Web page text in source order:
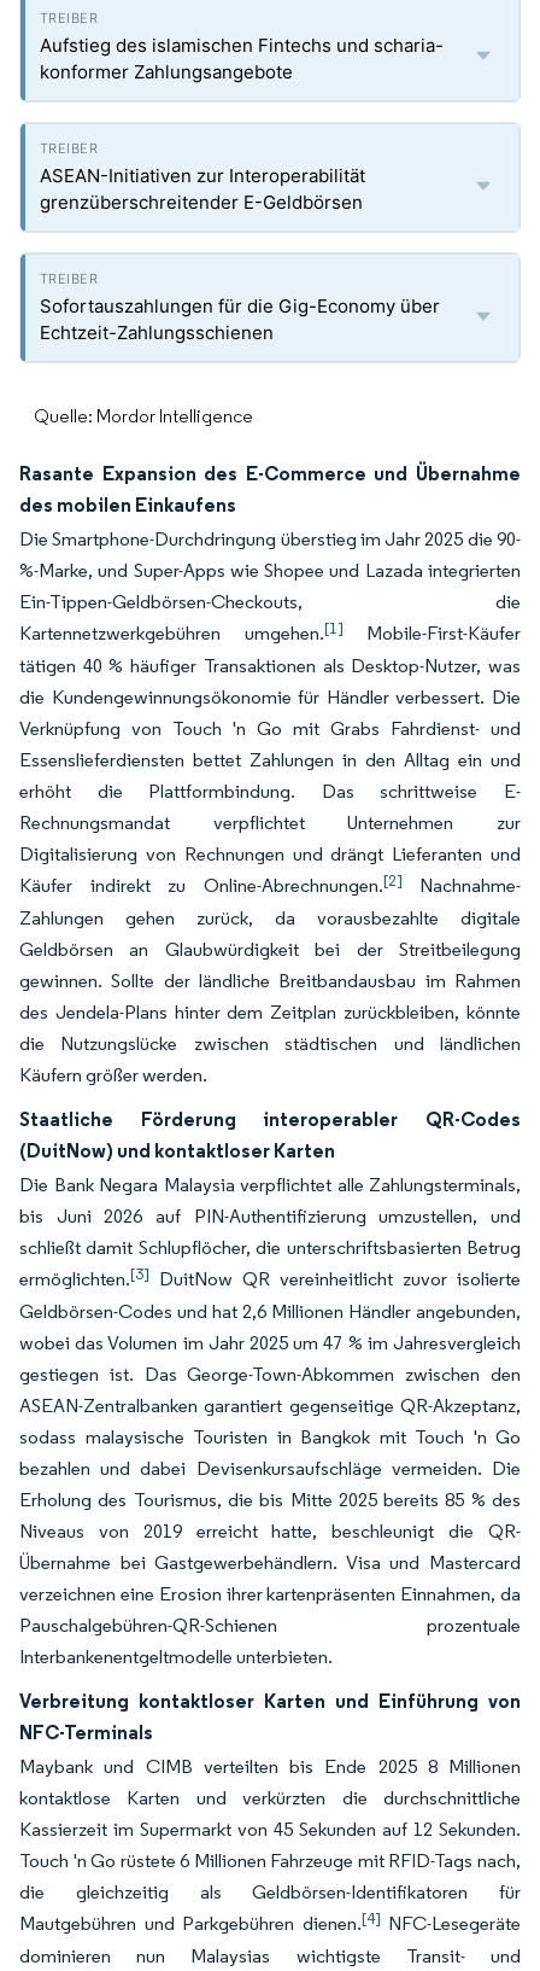
Aufstieg des islamischen Fintechs und scharia-
konformer Zahlungsangebote
ASEAN-Initiativen zur Interoperabilität
grenzüberschreitender E-Geldbörsen
Sofortauszahlungen für die Gig-Economy über
Echtzeit-Zahlungsschienen
Quelle: Mordor Intelligence
Rasante Expansion des E-Commerce und Übernahme
des mobilen Einkaufens
Die Smartphone-Durchdringung überstieg im Jahr 2025 die 90-
%-Marke, und Super-Apps wie Shopee und Lazada integrierten
Ein-Tippen-Geldbörsen-Checkouts, die
Kartennetzwerkgebühren umgehen.[1] Mobile-First-Käufer
tätigen 40 % häufiger Transaktionen als Desktop-Nutzer, was
die Kundengewinnungsökonomie für Händler verbessert. Die
Verknüpfung von Touch 'n Go mit Grabs Fahrdienst- und
Essenslieferdiensten bettet Zahlungen in den Alltag ein und
erhöht die Plattformbindung. Das schrittweise E-
Rechnungsmandat verpflichtet Unternehmen zur
Digitalisierung von Rechnungen und drängt Lieferanten und
Käufer indirekt zu Online-Abrechnungen.[2] Nachnahme-
Zahlungen gehen zurück, da vorausbezahlte digitale
Geldbörsen an Glaubwürdigkeit bei der Streitbeilegung
gewinnen. Sollte der ländliche Breitbandausbau im Rahmen
des Jendela-Plans hinter dem Zeitplan zurückbleiben, könnte
die Nutzungslücke zwischen städtischen und ländlichen
Käufern größer werden.
Staatliche Förderung interoperabler QR-Codes
(DuitNow) und kontaktloser Karten
Die Bank Negara Malaysia verpflichtet alle Zahlungsterminals,
bis Juni 2026 auf PIN-Authentifizierung umzustellen, und
schließt damit Schlupflöcher, die unterschriftsbasierten Betrug
ermöglichten.[3] DuitNow QR vereinheitlicht zuvor isolierte
Geldbörsen-Codes und hat 2,6 Millionen Händler angebunden,
wobei das Volumen im Jahr 2025 um 47 % im Jahresvergleich
gestiegen ist. Das George-Town-Abkommen zwischen den
ASEAN-Zentralbanken garantiert gegenseitige QR-Akzeptanz,
sodass malaysische Touristen in Bangkok mit Touch 'n Go
bezahlen und dabei Devisenkursaufschläge vermeiden. Die
Erholung des Tourismus, die bis Mitte 2025 bereits 85 % des
Niveaus von 2019 erreicht hatte, beschleunigt die QR-
Übernahme bei Gastgewerbehändlern. Visa und Mastercard
verzeichnen eine Erosion ihrer kartenpräsenten Einnahmen, da
Pauschalgebühren-QR-Schienen prozentuale
Interbankenentgeltmodelle unterbieten.
Verbreitung kontaktloser Karten und Einführung von
NFC-Terminals
Maybank und CIMB verteilten bis Ende 2025 8 Millionen
kontaktlose Karten und verkürzten die durchschnittliche
Kassierzeit im Supermarkt von 45 Sekunden auf 12 Sekunden.
Touch 'n Go rüstete 6 Millionen Fahrzeuge mit RFID-Tags nach,
die gleichzeitig als Geldbörsen-Identifikatoren für
Mautgebühren und Parkgebühren dienen.[4] NFC-Lesegeräte
dominieren nun Malaysias wichtigste Transit- und